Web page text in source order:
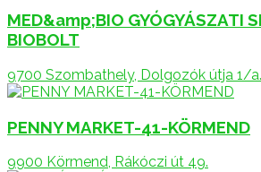
MED&amp;BIO GYÓGYÁSZATI
BIOBOLT
9700 Szombathely, Dolgozók útja 1/a.
PENNY MARKET-41-KÖRMEND
9900 Körmend, Rákóczi út 49.